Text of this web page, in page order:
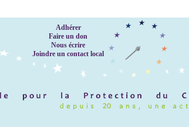
Adhérer
Faire un don
Nous écrire
Joindre un contact local